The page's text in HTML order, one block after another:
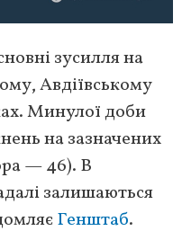
зусилля на
Авдіївському
Минулої доби
на зазначених
— 46). В
залишаються
Генштаб.